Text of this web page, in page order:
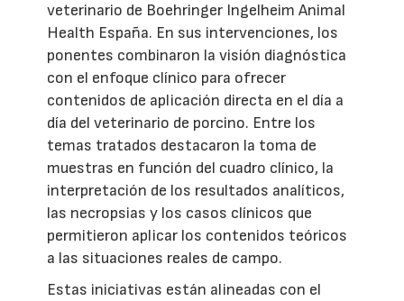
veterinario de Boehringer Ingelheim Animal
Health España. En sus intervenciones, los
ponentes combinaron la visión diagnóstica
con el enfoque clínico para ofrecer
contenidos de aplicación directa en el día a
día del veterinario de porcino. Entre los
temas tratados destacaron la toma de
muestras en función del cuadro clínico, la
interpretación de los resultados analíticos,
las necropsias y los casos clínicos que
permitieron aplicar los contenidos teóricos
a las situaciones reales de campo.
Estas iniciativas están alineadas con el